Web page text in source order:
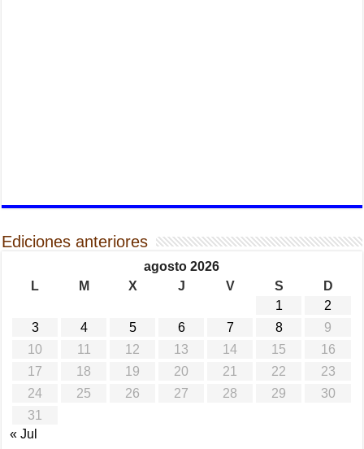
Ediciones anteriores
agosto 2026
L
M X J V S
D
1
2
3
4 5 6 7 8
9
10
11 12 13 14 15
16
17
18 19 20 21 22
23
24
25 26 27 28 29
30
31
« Jul